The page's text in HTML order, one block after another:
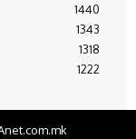
1440
1343
1318
1222